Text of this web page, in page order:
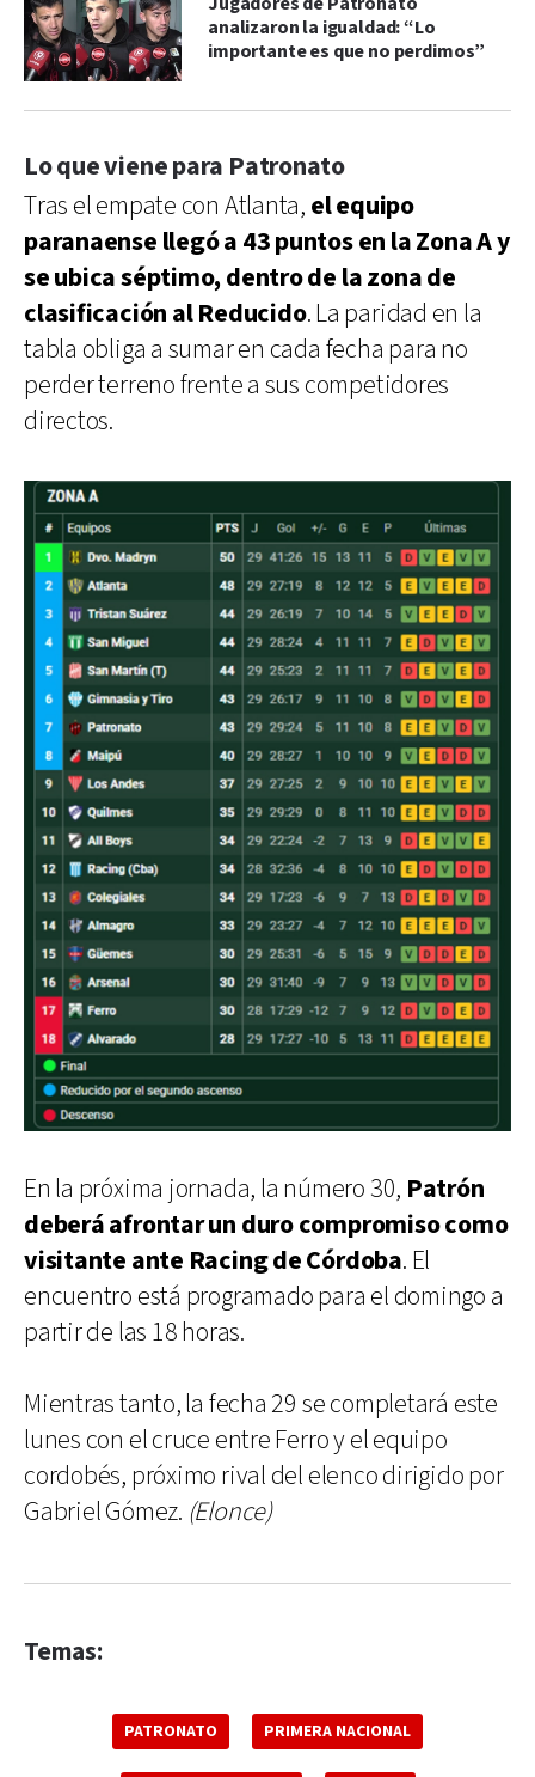
analizaron la igualdad: “Lo
importante es que no perdimos”
Lo que viene para Patronato
Tras el empate con Atlanta, el equipo
paranaense llegó a 43 puntos en la Zona A y
se ubica séptimo, dentro de la zona de
clasificación al Reducido. La paridad en la
tabla obliga a sumar en cada fecha para no
perder terreno frente a sus competidores
directos.
En la próxima jornada, la número 30, Patrón
deberá afrontar un duro compromiso como
visitante ante Racing de Córdoba. El
encuentro está programado para el domingo a
partir de las 18 horas.
Mientras tanto, la fecha 29 se completará este
lunes con el cruce entre Ferro y el equipo
cordobés, próximo rival del elenco dirigido por
Gabriel Gómez. (Elonce)
Temas:
PATRONATO PRIMERA NACIONAL